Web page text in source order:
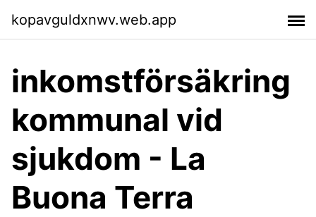
kopavguldxnwv.web.app
inkomstförsäkring
kommunal vid
sjukdom - La
Buona Terra